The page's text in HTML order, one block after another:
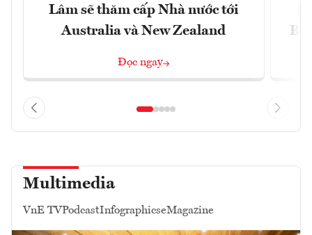
Lâm sẽ thăm cấp Nhà nước tới
Australia và New Zealand
Đọc ngay
Multimedia
VnE TVPodcastInfographicseMagazine